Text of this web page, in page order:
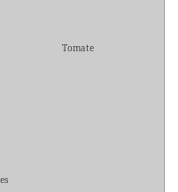
Tomate